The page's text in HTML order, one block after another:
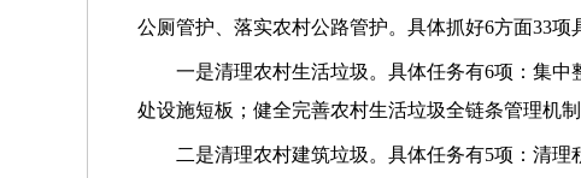
公厕管护、落实农村公路管护。具体抓好6方面33项
一是清理农村生活垃圾。具体任务有6项：集
处设施短板；健全完善农村生活垃圾全链条管理机
二是清理农村建筑垃圾。具体任务有5项：清